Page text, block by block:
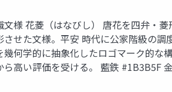
文様 花菱（はなびし） 唐花を四弁・
させた文様。平安 時代に公家階級の
幾何学的に抽象化したロゴマーク的な
ら高い評価を受ける。 藍鉄 #1B3B5F